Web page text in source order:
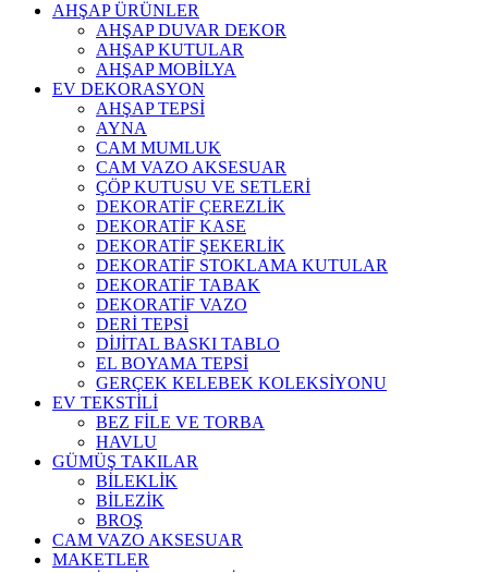
AHŞAP ÜRÜNLER
AHŞAP DUVAR DEKOR
AHŞAP KUTULAR
AHŞAP MOBİLYA
EV DEKORASYON
AHŞAP TEPSİ
AYNA
CAM MUMLUK
CAM VAZO AKSESUAR
ÇÖP KUTUSU VE SETLERİ
DEKORATİF ÇEREZLİK
DEKORATİF KASE
DEKORATİF ŞEKERLİK
DEKORATİF STOKLAMA KUTULAR
DEKORATİF TABAK
DEKORATİF VAZO
DERİ TEPSİ
DİJİTAL BASKI TABLO
EL BOYAMA TEPSİ
GERÇEK KELEBEK KOLEKSİYONU
EV TEKSTİLİ
BEZ FİLE VE TORBA
HAVLU
GÜMÜŞ TAKILAR
BİLEKLİK
BİLEZİK
BROŞ
CAM VAZO AKSESUAR
MAKETLER